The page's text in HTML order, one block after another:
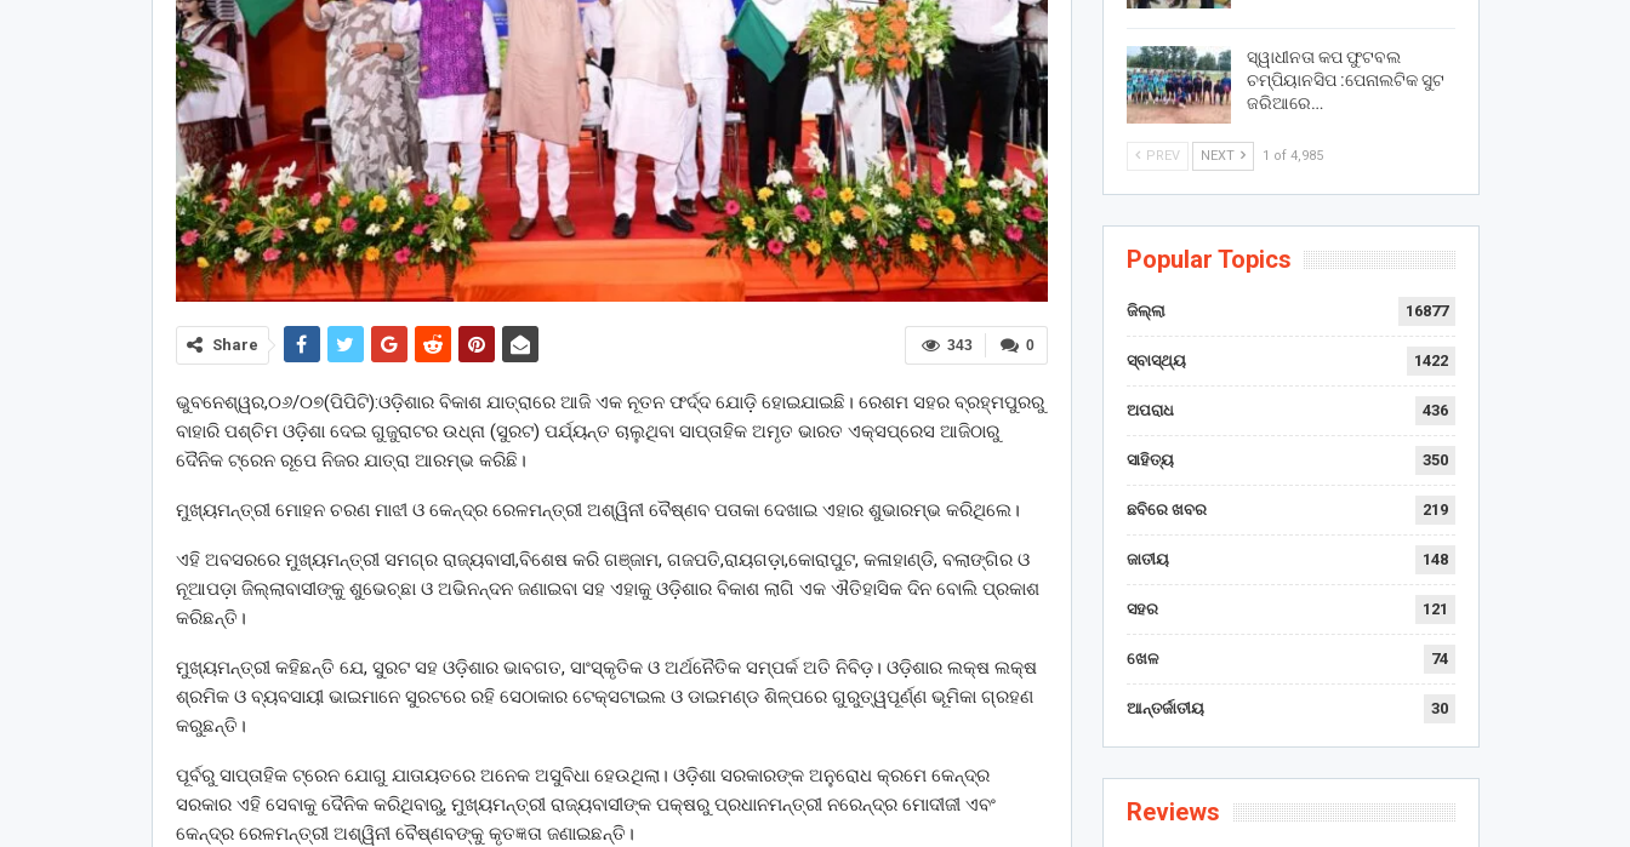
0
343
Share
ଭୁବନେଶ୍ୱର,୦୬/୦୭(ପିପିଟି):ଓଡ଼ିଶାର ବିକାଶ ଯାତ୍ରାରେ ଆଜି ଏକ ନୂତନ ଫର୍ଦ୍ଦ ଯୋଡ଼ି ହୋଇଯାଇଛି। ରେଶମ ସହର ବ୍ରହ୍ମପୁରରୁ
ବାହାରି ପଶ୍ଚିମ ଓଡ଼ିଶା ଦେଇ ଗୁଜୁରାଟର ଉଧ୍‌ନା (ସୁରଟ) ପର୍ଯ୍ୟନ୍ତ ଚାଲୁଥିବା ସାପ୍ତାହିକ ଅମୃତ ଭାରତ ଏକ୍ସପ୍ରେସ ଆଜିଠାରୁ
ଦୈନିକ ଟ୍ରେନ ରୂପେ ନିଜର ଯାତ୍ରା ଆରମ୍ଭ କରିଛି।
ମୁଖ୍ୟମନ୍ତ୍ରୀ ମୋହନ ଚରଣ ମାଝୀ ଓ କେନ୍ଦ୍ର ରେଳମନ୍ତ୍ରୀ ଅଶ୍ୱିନୀ ବୈଷ୍ଣବ ପତାକା ଦେଖାଇ ଏହାର ଶୁଭାରମ୍ଭ କରିଥିଲେ।
ଏହି ଅବସରରେ ମୁଖ୍ୟମନ୍ତ୍ରୀ ସମଗ୍ର ରାଜ୍ୟବାସୀ,ବିଶେଷ କରି ଗଞ୍ଜାମ, ଗଜପତି,ରାୟଗଡ଼ା,କୋରାପୁଟ, କଳାହାଣ୍ଡି, ବଲାଙ୍ଗିର ଓ
ନୂଆପଡ଼ା ଜିଲ୍ଲାବାସୀଙ୍କୁ ଶୁଭେଚ୍ଛା ଓ ଅଭିନନ୍ଦନ ଜଣାଇବା ସହ ଏହାକୁ ଓଡ଼ିଶାର ବିକାଶ ଲାଗି ଏକ ଐତିହାସିକ ଦିନ ବୋଲି ପ୍ରକାଶ
କରିଛନ୍ତି।
ମୁଖ୍ୟମନ୍ତ୍ରୀ କହିଛନ୍ତି ଯେ, ସୁରଟ ସହ ଓଡ଼ିଶାର ଭାବଗତ, ସାଂସ୍କୃତିକ ଓ ଅର୍ଥନୈତିକ ସମ୍ପର୍କ ଅତି ନିବିଡ଼। ଓଡ଼ିଶାର ଲକ୍ଷ ଲକ୍ଷ
ଶ୍ରମିକ ଓ ବ୍ୟବସାୟୀ ଭାଇମାନେ ସୁରଟରେ ରହି ସେଠାକାର ଟେକ୍ସଟାଇଲ ଓ ଡାଇମଣ୍ଡ ଶିଳ୍ପରେ ଗୁରୁତ୍ୱପୂର୍ଣ୍ଣ ଭୂମିକା ଗ୍ରହଣ
କରୁଛନ୍ତି।
ପୂର୍ବରୁ ସାପ୍ତାହିକ ଟ୍ରେନ ଯୋଗୁ ଯାତାୟତରେ ଅନେକ ଅସୁବିଧା ହେଉଥିଲା। ଓଡ଼ିଶା ସରକାରଙ୍କ ଅନୁରୋଧ କ୍ରମେ କେନ୍ଦ୍ର
ସରକାର ଏହି ସେବାକୁ ଦୈନିକ କରିଥିବାରୁ, ମୁଖ୍ୟମନ୍ତ୍ରୀ ରାଜ୍ୟବାସୀଙ୍କ ପକ୍ଷରୁ ପ୍ରଧାନମନ୍ତ୍ରୀ ନରେନ୍ଦ୍ର ମୋଦୀଜୀ ଏବଂ
କେନ୍ଦ୍ର ରେଳମନ୍ତ୍ରୀ ଅଶ୍ୱିନୀ ବୈଷ୍ଣବଙ୍କୁ କୃତଜ୍ଞତା ଜଣାଇଛନ୍ତି।
ସ୍ୱାଧୀନତା କପ ଫୁଟବଲ
ଚମ୍ପିୟାନସିପ :ପେନାଲଟିକ ସୁଟ
ଜରିଆରେ…
PREV NEXT 1 of 4,985
Popular Topics
ଜିଲ୍ଲା 16877
ସ୍ବାସ୍ଥ୍ୟ 1422
ଅପରାଧ 436
ସାହିତ୍ୟ 350
ଛବିରେ ଖବର 219
ଜାତୀୟ 148
ସହର 121
ଖେଳ 74
ଆନ୍ତର୍ଜାତୀୟ 30
Reviews